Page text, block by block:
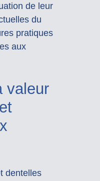
de leur
du
pratiques
aux
valeur
dentelles